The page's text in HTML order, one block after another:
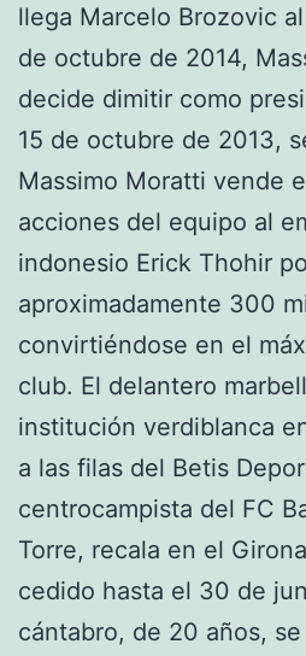
llega Marcelo Brozovic
de octubre de 2014,
decide dimitir como
15 de octubre de 2013,
Massimo Moratti vende
acciones del equipo al
indonesio Erick Thohir
aproximadamente 300
convirtiéndose en el
club. El delantero
institución verdiblanca
a las filas del Betis
centrocampista del FC
Torre, recala en el
cedido hasta el 30 de
cántabro, de 20 años,